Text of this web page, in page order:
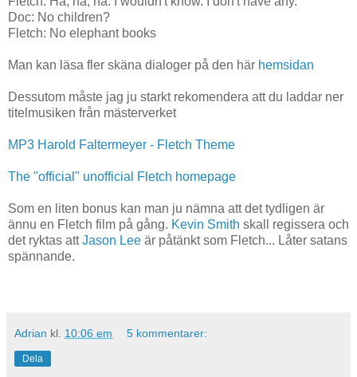
Doc: No children?
Fletch: No elephant books
Man kan läsa fler skäna dialoger på den här hemsidan
Dessutom måste jag ju starkt rekomendera att du laddar ner
titelmusiken från mästerverket
MP3 Harold Faltermeyer - Fletch Theme
The "official" unofficial Fletch homepage
Som en liten bonus kan man ju nämna att det tydligen är
ännu en Fletch film på gång. Kevin Smith skall regissera och
det ryktas attJason Lee är påtänkt som Fletch... Låter satans
spännande.
Adrian kl. 10:06 em 5 kommentarer:
Dela